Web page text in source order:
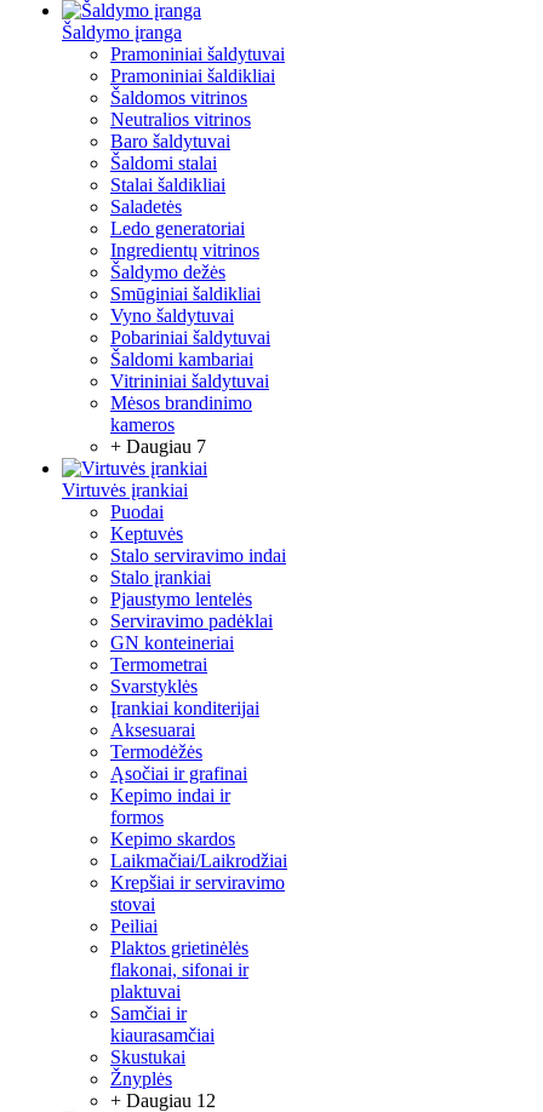
Šaldymo įranga
Pramoniniai šaldytuvai
Pramoniniai šaldikliai
Šaldomos vitrinos
Neutralios vitrinos
Baro šaldytuvai
Šaldomi stalai
Stalai šaldikliai
Saladetės
Ledo generatoriai
Ingredientų vitrinos
Šaldymo dežės
Smūginiai šaldikliai
Vyno šaldytuvai
Pobariniai šaldytuvai
Šaldomi kambariai
Vitrininiai šaldytuvai
Mėsos brandinimo
kameros
+ Daugiau 7
Virtuvės įrankiai
Puodai
Keptuvės
Stalo serviravimo indai
Stalo įrankiai
Pjaustymo lentelės
Serviravimo padėklai
GN konteineriai
Termometrai
Svarstyklės
Įrankiai konditerijai
Aksesuarai
Termodėžės
Ąsočiai ir grafinai
Kepimo indai ir
formos
Kepimo skardos
Laikmačiai/Laikrodžiai
Krepšiai ir serviravimo
stovai
Peiliai
Plaktos grietinėlės
flakonai, sifonai ir
plaktuvai
Samčiai ir
kiaurasamčiai
Skustukai
Žnyplės
+ Daugiau 12